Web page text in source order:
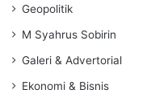
Geopolitik
M Syahrus Sobirin
Galeri & Advertorial
Ekonomi & Bisnis